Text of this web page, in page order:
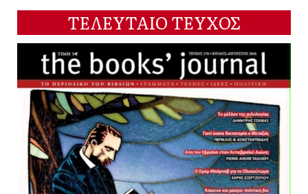
ΤΕΛΕΥΤΑΙΟ ΤΕΥΧΟΣ